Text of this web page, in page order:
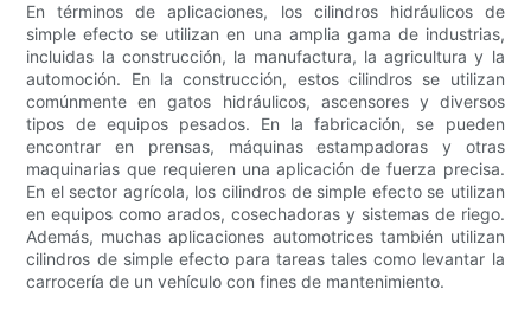
En términos de aplicaciones, los cilindros hidráulicos de
simple efecto se utilizan en una amplia gama de industrias,
incluidas la construcción, la manufactura, la agricultura y la
automoción. En la construcción, estos cilindros se utilizan
comúnmente en gatos hidráulicos, ascensores y diversos
tipos de equipos pesados. En la fabricación, se pueden
encontrar en prensas, máquinas estampadoras y otras
maquinarias que requieren una aplicación de fuerza precisa.
En el sector agrícola, los cilindros de simple efecto se utilizan
en equipos como arados, cosechadoras y sistemas de riego.
Además, muchas aplicaciones automotrices también utilizan
cilindros de simple efecto para tareas tales como levantar la
carrocería de un vehículo con fines de mantenimiento.